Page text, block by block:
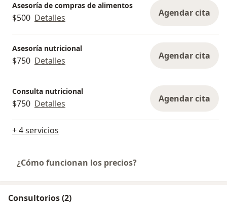
Asesoría de compras de alimentos
$500 Detalles Agendar cita
Asesoría nutricional
$750 Detalles Agendar cita
Consulta nutricional
$750 Detalles Agendar cita
+ 4 servicios
¿Cómo funcionan los precios?
Consultorios (2)